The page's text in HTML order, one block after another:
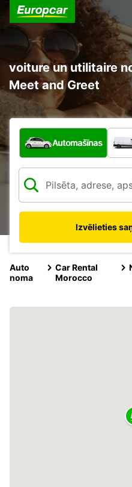
voiture un utilitaire
Meet and Greet
Kāda veida
Automašīnas
Izvēlieties
Auto
noma
Car Rental
Morocco